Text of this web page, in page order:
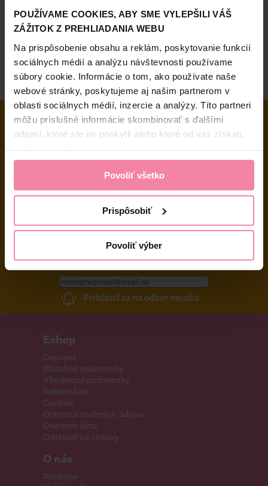
POUŽÍVAME COOKIES, ABY SME VYLEPŠILI VÁŠ
ZÁŽITOK Z PREHLIADANIA WEBU
Na prispôsobenie obsahu a reklám, poskytovanie funkcií
sociálnych médií a analýzu návštevnosti používame
súbory cookie. Informácie o tom, ako používate naše
webové stránky, poskytujeme aj našim partnerom v
oblasti sociálnych médií, inzercie a analýzy. Títo partneri
môžu príslušné informácie skombinovať s ďalšími
údajmi, ktoré ste im poskytli alebo ktoré od vás získali,
Povoliť všetko
Prispôsobiť
Povoliť výber
zážitky podľa vlastného výberu.
15x poukazod Najzážitky.sk vhodnote 100 €
Viac informácií o súťaži nawww.nivea.sk/TETA
Doprava zadarmo pri nákupe od 49 €
037 / 3 211 211
eshop@tetadrogerie.sk
Platobné možnosti
Prihlásiť sa na odber emailu
Eshop
Doprava
Platobné podmienky
Všeobecné podmienky
Reklamácie
Cookies
Ochrana osobných údajov
Overenie účtu
Odstúpiť od zmluvy
O nás
Predajne